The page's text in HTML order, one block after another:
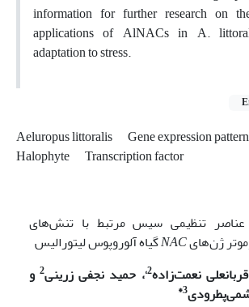
information for further research on
applications of AlNACs in A.
adaptation to stress.
Aeluropus littoralis Gene expression pattern
Halophyte
Transcription factor
عناصر تنظیمی سیس مرتبط با تنش‌های
ژن‌های NAC گیاه آلوروپوس لیتورالیس
نعمت‌زاده2،، حمید نجفی زرینی2و
3
*